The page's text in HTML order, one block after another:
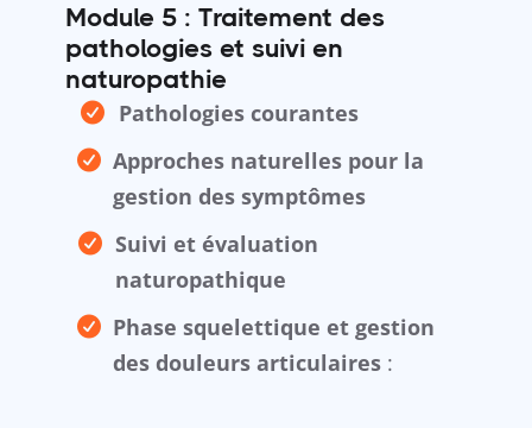
Module 5 : Traitement des
pathologies et suivi en
naturopathie
Pathologies courantes
Approches naturelles pour la
gestion des symptômes
Suivi et évaluation
naturopathique
Phase squelettique et gestion
des douleurs articulaires :